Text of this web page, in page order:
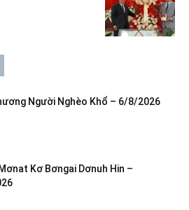
Người Nghèo Khổ – 6/8/2026
Kơ Bơngai Dơnuh Hin –